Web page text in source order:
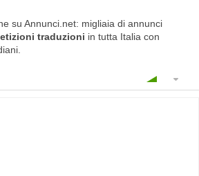
su Annunci.net: migliaia di annunci
traduzioni in tutta Italia con